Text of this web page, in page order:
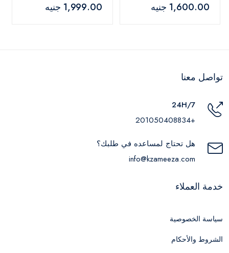
1,600.00 جنيه 1,999.00 جنيه
تواصل معنا
24H/7
+201050408834
هل تحتاج لمساعده في طلبك؟
info@kzameeza.com
خدمة العملاء
سياسة الخصوصية
الشروط والأحكام